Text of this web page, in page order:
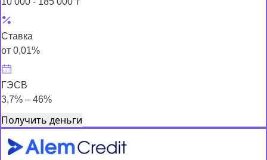
Ставка
от 0,01%
ГЭСВ
3,7% – 46%
Получить деньги